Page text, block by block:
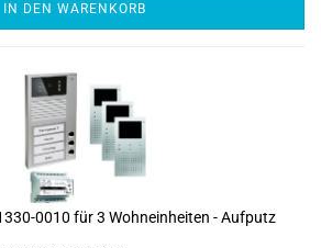
IN DEN WARENKORB
0010 für 3 Wohneinheiten - Aufputz